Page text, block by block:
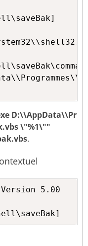
D:\\AppData\\Pr
\"%1\""
.
5.00